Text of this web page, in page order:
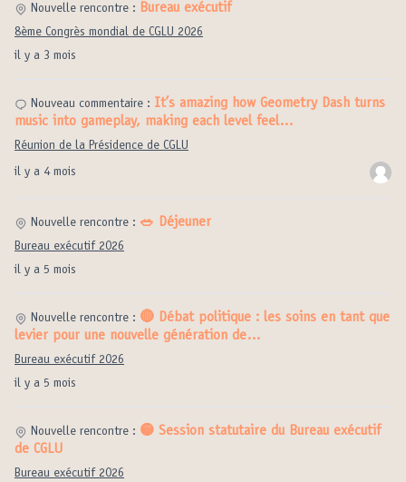
il y a 3 mois
Nouvelle rencontre : Bureau exécutif
8ème Congrès mondial de CGLU 2026
il y a 4 mois
Nouveau commentaire : It’s amazing how Geometry Dash turns
music into gameplay, making each level feel…
Réunion de la Présidence de CGLU
il y a 5 mois
Nouvelle rencontre : 🥗 Déjeuner
Bureau exécutif 2026
il y a 5 mois
Nouvelle rencontre : 🔴 Débat politique : les soins en tant que
levier pour une nouvelle génération de…
Bureau exécutif 2026
Nouvelle rencontre : 🟡 Session statutaire du Bureau exécutif
de CGLU
Bureau exécutif 2026